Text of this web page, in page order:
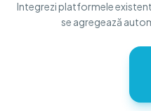
Integrezi platformele
se agregează